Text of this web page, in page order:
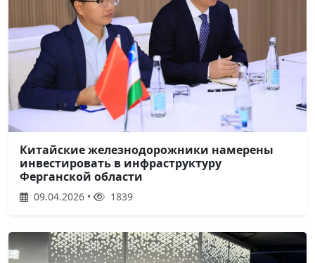
Китайские железнодорожники намерены
инвестировать в инфраструктуру
Ферганской области
09.04.2026 • 1839